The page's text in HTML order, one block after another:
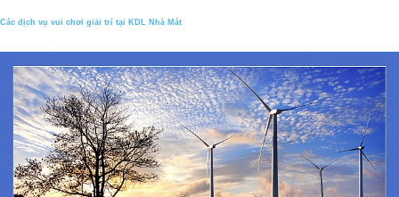
Các dịch vụ vui chơi giải trí tại KDL Nhà Mát